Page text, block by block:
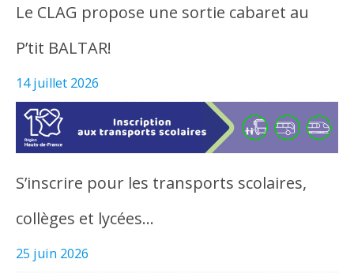
Le CLAG propose une sortie cabaret au
P’tit BALTAR!
14 juillet 2026
S’inscrire pour les transports scolaires,
collèges et lycées…
25 juin 2026